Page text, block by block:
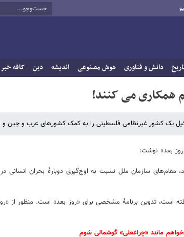
دانش و فناوری هوش مصنوعی اندیشه دین کافه خبر
همکاری می کنند!
یک کشور غیرنظامی فلسطینی را به کمک کشورهای عرب و چین و
روز بعد» نوشت:
سازمان ملل نسبت به اوج‌گیری دوبارۀ بحران انسانی
است، تدوین برنامۀ مشخصی برای «روز بعد» است. منظور از
مانند «چراغعلی» گوشمالی شوم